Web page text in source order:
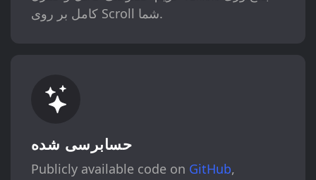
کامل بر روی Scroll شما.
حسابرسی شده
Publicly available code on GitHub,